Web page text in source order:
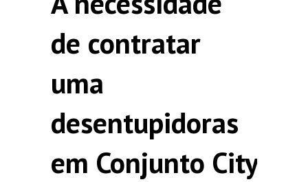
de contratar
uma
desentupidoras
em Conjunto City